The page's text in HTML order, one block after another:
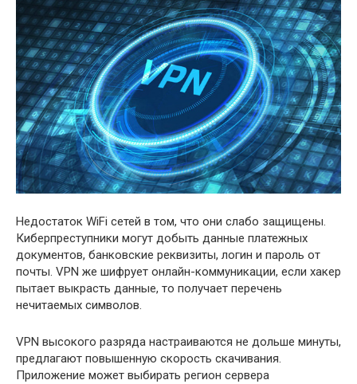
Недостаток WiFi сетей в том, что они слабо защищены.
Киберпреступники могут добыть данные платежных
документов, банковские реквизиты, логин и пароль от
почты. VPN же шифрует онлайн-коммуникации, если хакер
пытает выкрасть данные, то получает перечень
нечитаемых символов.
VPN высокого разряда настраиваются не дольше минуты,
предлагают повышенную скорость скачивания.
Приложение может выбирать регион сервера